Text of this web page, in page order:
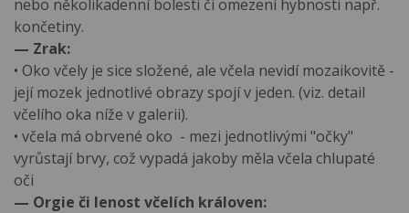
nebo několikadenní bolesti či omezení hybnosti např.
končetiny.
— Zrak:
• Oko včely je sice složené, ale včela nevidí mozaikovitě -
její mozek jednotlivé obrazy spojí v jeden. (viz. detail
včelího oka níže v galerii).
• včela má obrvené oko - mezi jednotlivými "očky"
vyrůstají brvy, což vypadá jakoby měla včela chlupaté
oči
— Orgie či lenost včelích královen: